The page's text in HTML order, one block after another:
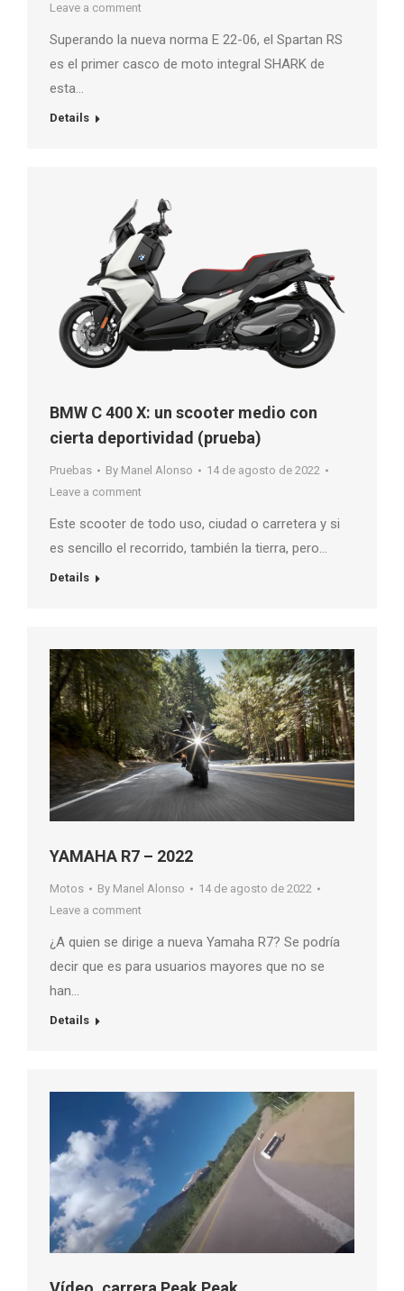
Leave a comment
Superando la nueva norma E 22-06, el Spartan RS
es el primer casco de moto integral SHARK de
esta…
Details
BMW C 400 X: un scooter medio con
cierta deportividad (prueba)
Pruebas By Manel Alonso
14 de agosto de 2022
Leave a comment
Este scooter de todo uso, ciudad o carretera y si
es sencillo el recorrido, también la tierra, pero…
Details
YAMAHA R7 – 2022
Motos By Manel Alonso
14 de agosto de 2022
Leave a comment
¿A quien se dirige a nueva Yamaha R7? Se podría
decir que es para usuarios mayores que no se
han…
Details